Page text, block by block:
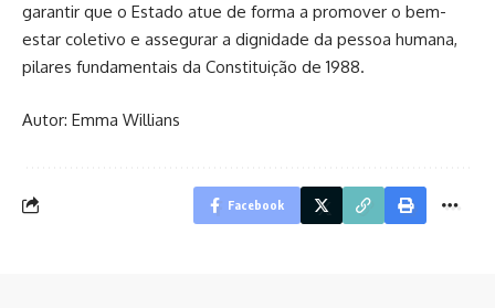
garantir que o Estado atue de forma a promover o bem-
estar coletivo e assegurar a dignidade da pessoa humana,
pilares fundamentais da Constituição de 1988.
Autor: Emma Willians
Facebook